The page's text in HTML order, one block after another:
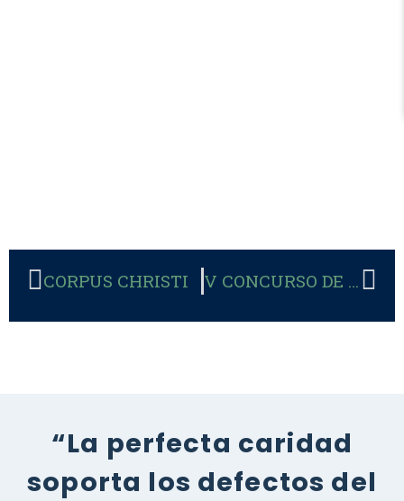
CORPUS CHRISTI V CONCURSO DE LA SOCIEDAD DE CIENTÍFICOS CATÓLICOS DE ESPAÑA
“La perfecta caridad
soporta los defectos del